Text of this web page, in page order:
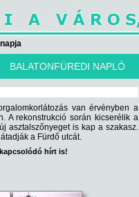
BALATONFÜREDI NAPLÓ
van érvényben a
A rekonstrukció során kicserélik a
asztalszőnyeget is kap a szakasz.
a Fürdő utcát.
hírt is!